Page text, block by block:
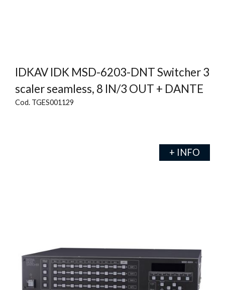
IDKAV IDK MSD-6203-DNT Switcher 3
scaler seamless, 8 IN/3 OUT + DANTE
Cod. TGES001129
+ INFO